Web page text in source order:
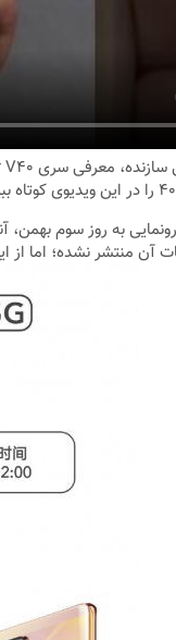
منتشر نشده؛ اما از